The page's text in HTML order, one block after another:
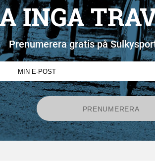
INGA
Prenumerera gratis på